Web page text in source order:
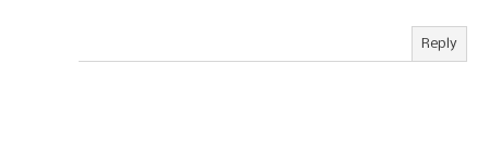
Reply